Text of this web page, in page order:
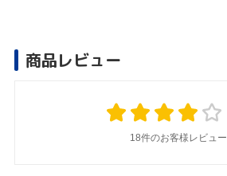
商品レビュー
18件のお客様レビュー